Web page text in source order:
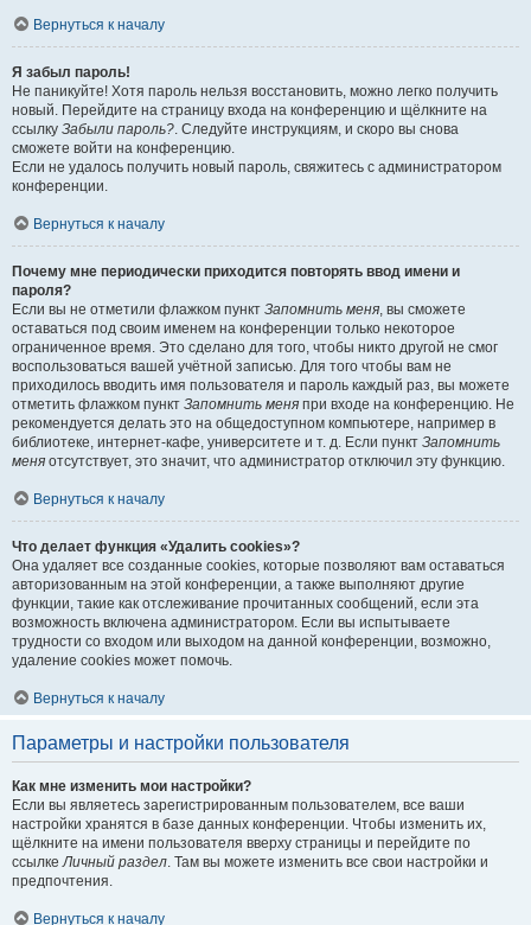
Вернуться к началу
Я забыл пароль!
Не паникуйте! Хотя пароль нельзя восстановить, можно легко получить
новый. Перейдите на страницу входа на конференцию и щёлкните на
ссылку Забыли пароль? . Следуйте инструкциям, и скоро вы снова
сможете войти на конференцию.
Если не удалось получить новый пароль, свяжитесь с администратором
конференции.
Вернуться к началу
Почему мне периодически приходится повторять ввод имени и
пароля?
Если вы не отметили флажком пункт Запомнить меня , вы сможете
оставаться под своим именем на конференции только некоторое
ограниченное время. Это сделано для того, чтобы никто другой не смог
воспользоваться вашей учётной записью. Для того чтобы вам не
приходилось вводить имя пользователя и пароль каждый раз, вы можете
отметить флажком пункт Запомнить меня при входе на конференцию. Не
рекомендуется делать это на общедоступном компьютере, например в
библиотеке, интернет-кафе, университете и т. д. Если пункт Запомнить
меня отсутствует, это значит, что администратор отключил эту функцию.
Вернуться к началу
Что делает функция «Удалить cookies»?
Она удаляет все созданные cookies, которые позволяют вам оставаться
авторизованным на этой конференции, а также выполняют другие
функции, такие как отслеживание прочитанных сообщений, если эта
возможность включена администратором. Если вы испытываете
трудности со входом или выходом на данной конференции, возможно,
удаление cookies может помочь.
Вернуться к началу
Параметры и настройки пользователя
Как мне изменить мои настройки?
Если вы являетесь зарегистрированным пользователем, все ваши
настройки хранятся в базе данных конференции. Чтобы изменить их,
щёлкните на имени пользователя вверху страницы и перейдите по
ссылке Личный раздел . Там вы можете изменить все свои настройки и
предпочтения.
Вернуться к началу